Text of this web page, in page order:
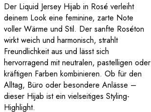
Der Liquid Jersey Hijab in Rosé verleiht
deinem Look eine feminine, zarte Note
voller Wärme und Stil. Der sanfte Roséton
wirkt weich und harmonisch, strahlt
Freundlichkeit aus und lässt sich
hervorragend mit neutralen, pastelligen oder
kräftigen Farben kombinieren. Ob für den
Alltag, Büro oder besondere Anlässe –
dieser Hijab ist ein vielseitiges Styling-
Highlight.